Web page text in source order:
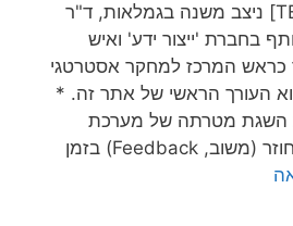
AURORA, חברת TECI] ניצב משנה בגמלאות, ד"ר
בחברת 'ייצור ידע' ואיש
המרכז למחקר אסטרטגי
העורך הראשי של אתר זה. *
מטרתה של מערכת
מורכבת הוא ההיזון החוזר (משוב, Feedback) בזמן